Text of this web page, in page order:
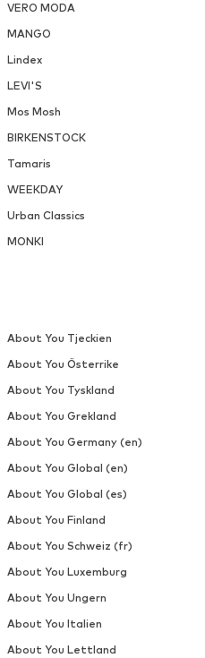
VERO MODA
MANGO
Lindex
LEVI'S
Mos Mosh
BIRKENSTOCK
Tamaris
WEEKDAY
Urban Classics
MONKI
About You Tjeckien
About You Österrike
About You Tyskland
About You Grekland
About You Germany (en)
About You Global (en)
About You Global (es)
About You Finland
About You Schweiz (fr)
About You Luxemburg
About You Ungern
About You Italien
About You Lettland